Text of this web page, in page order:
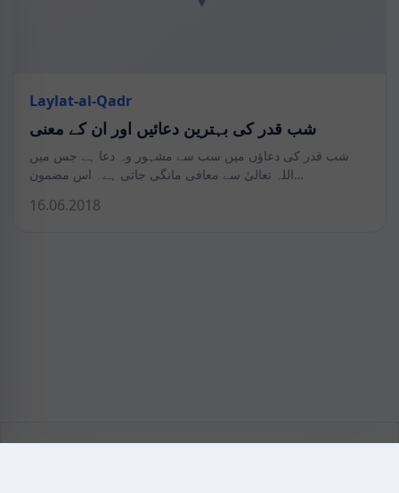
Laylat-al-Qadr
شب قدر کی بہترین دعائیں اور ان کے معنی
شب قدر کی دعاؤں میں سب سے مشہور وہ دعا ہے جس میں
اللہ تعالیٰ سے معافی مانگی جاتی ہے۔ اس مضمون…
16.06.2018
KAZMEDIC.ORG